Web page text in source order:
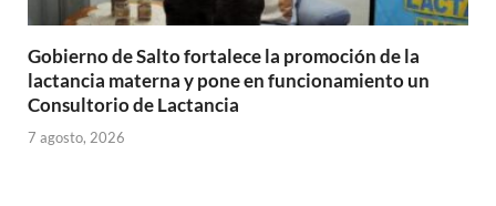
Gobierno de Salto fortalece la promoción de la
lactancia materna y pone en funcionamiento un
Consultorio de Lactancia
7 agosto, 2026